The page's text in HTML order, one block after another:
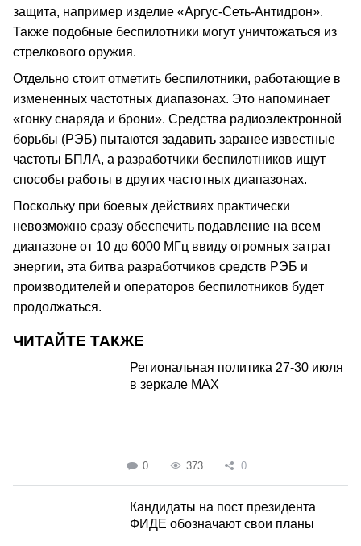
защита, например изделие «Аргус-Сеть-Антидрон».
Также подобные беспилотники могут уничтожаться из
стрелкового оружия.
Отдельно стоит отметить беспилотники, работающие в
измененных частотных диапазонах. Это напоминает
«гонку снаряда и брони». Средства радиоэлектронной
борьбы (РЭБ) пытаются задавить заранее известные
частоты БПЛА, а разработчики беспилотников ищут
способы работы в других частотных диапазонах.
Поскольку при боевых действиях практически
невозможно сразу обеспечить подавление на всем
диапазоне от 10 до 6000 МГц ввиду огромных затрат
энергии, эта битва разработчиков средств РЭБ и
производителей и операторов беспилотников будет
продолжаться.
ЧИТАЙТЕ ТАКЖЕ
Региональная политика 27-30 июля
в зеркале MAX
0 373 0
Кандидаты на пост президента
ФИДЕ обозначают свои планы